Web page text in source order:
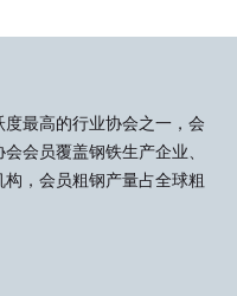
最高的行业协会之一，会
会员覆盖钢铁生产企业、
，会员粗钢产量占全球粗